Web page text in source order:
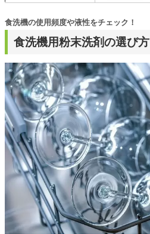
食洗機用粉末洗剤の選び方
食洗機の使用頻度や液性をチェック！